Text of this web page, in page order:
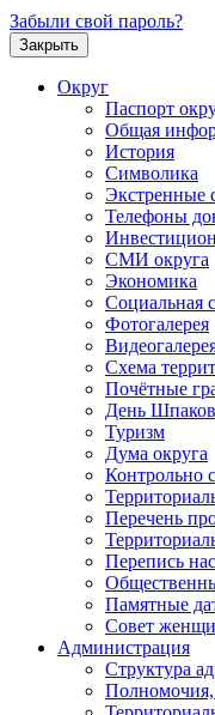
Забыли свой пароль?
Закрыть
Округ
Паспорт
Общая
История
Символика
Экстренные
Телефоны
СМИ округа
Экономика
Социальная
Фотогалерея
Схема
Почётные
День
Туризм
Дума округа
Контрольно
Перечень
Перепись
Памятные
Совет
Администрация
Структура